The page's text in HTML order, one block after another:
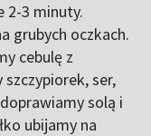
2-3 minuty.
grubych oczkach.
cebulę z
ser,
solą i
ubijamy na